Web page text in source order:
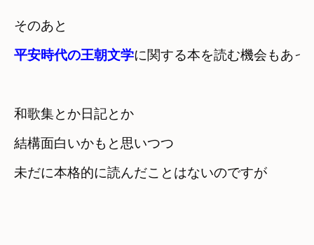
平安時代の王朝文学に関する本を読む機会もあっ
和歌集とか日記とか
結構面白いかもと思いつつ
未だに本格的に読んだことはないのですが